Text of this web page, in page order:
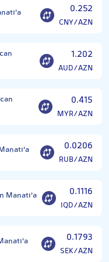
0.252
CNY/AZN
1.202
AUD/AZN
0.415
MYR/AZN
0.0206
RUB/AZN
Manatı'a 0.1116
IQD/AZN
0.1793
SEK/AZN